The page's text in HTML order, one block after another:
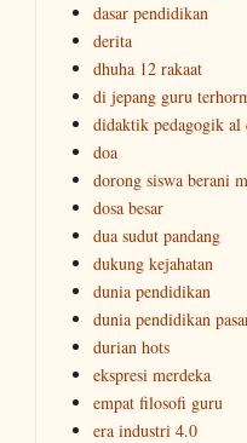
dasar pendidikan
derita
dhuha 12 rakaat
di jepang guru
didaktik pedagogik al
doa
dorong siswa berani
dosa besar
dua sudut pandang
dukung kejahatan
dunia pendidikan
dunia pendidikan
durian hots
ekspresi merdeka
empat filosofi guru
era industri 4.0